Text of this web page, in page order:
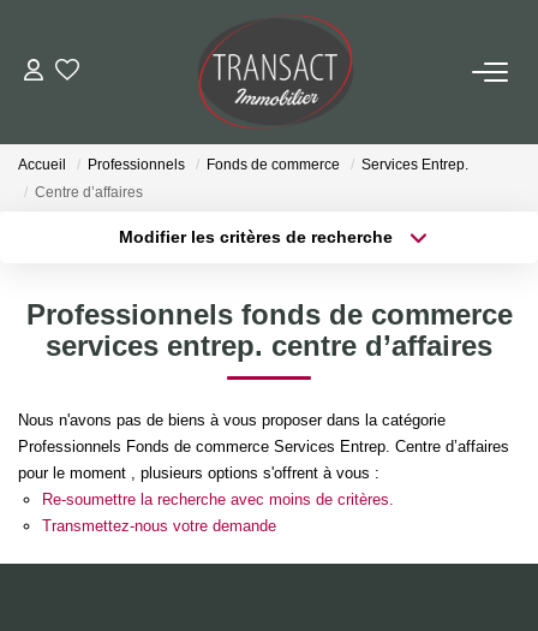
ACCUEIL
ESTIMER
NOTRE AGENCE
Qui Sommes-Nous
Nos Actualités
Accueil Professionnels Fonds de commerce
Services Entrep.
Centre d’affaires
Modifier les critères de recherche
Type de bien
Budget max Plus de critères
Professionnels fonds de commerce
services entrep. centre d’affaires
Nous n'avons pas de biens à vous proposer dans la catégorie
Professionnels Fonds de commerce Services Entrep. Centre d’affaires
pour le moment , plusieurs options s'offrent à vous :
Re-soumettre la recherche avec moins de critères.
Transmettez-nous votre demande